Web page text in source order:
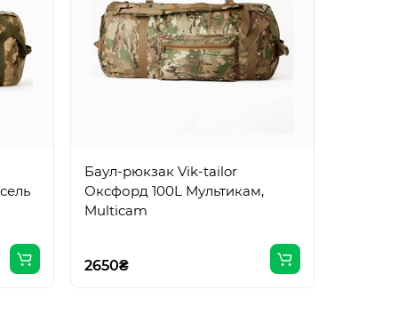
Баул-рюкзак Vik-tailor
Оксфорд 100L Мультикам,
Multicam
2650₴